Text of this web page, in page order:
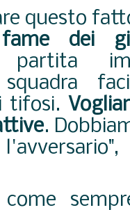
questo
dei
tifosi.
.